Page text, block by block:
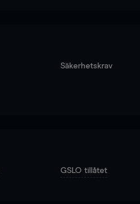
Säkerhetskrav
GSLO tillåtet